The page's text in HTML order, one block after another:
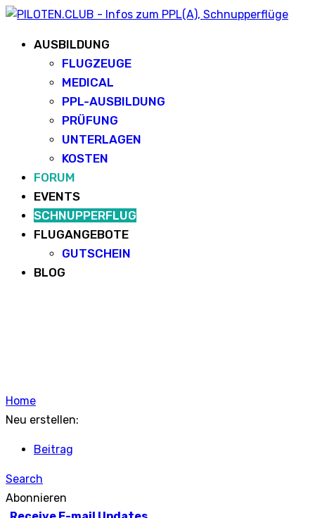
AUSBILDUNG
FLUGZEUGE
MEDICAL
PPL-AUSBILDUNG
PRÜFUNG
UNTERLAGEN
KOSTEN
FORUM
EVENTS
SCHNUPPERFLUG
FLUGANGEBOTE
GUTSCHEIN
BLOG
Home
Neu erstellen:
Beitrag
Search
Abonnieren